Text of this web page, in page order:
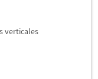
verticales